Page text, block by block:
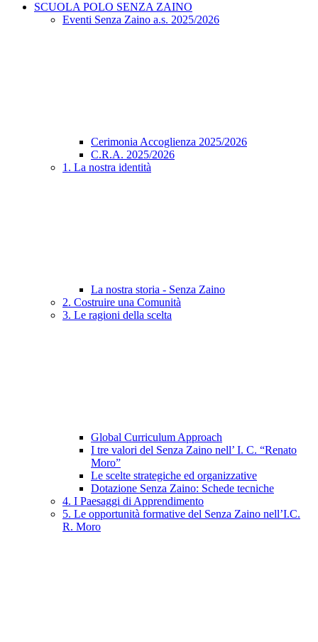
SCUOLA POLO SENZA ZAINO
Eventi Senza Zaino a.s. 2025/2026
Cerimonia Accoglienza 2025/2026
C.R.A. 2025/2026
1. La nostra identità
La nostra storia - Senza Zaino
2. Costruire una Comunità
3. Le ragioni della scelta
Global Curriculum Approach
I tre valori del Senza Zaino nell’ I. C. “Renato
Moro”
Le scelte strategiche ed organizzative
Dotazione Senza Zaino: Schede tecniche
4. I Paesaggi di Apprendimento
5. Le opportunità formative del Senza Zaino nell’I.C.
R. Moro